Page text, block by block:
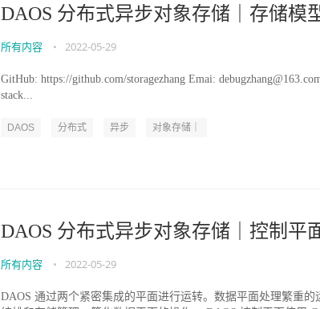
DAOS 分布式异步对象存储｜存储模
所有内容 • 2022-05-29
GitHub: https://github.com/storagezhang Emai:
stack...
DAOS 分布式 异步 对象存储｜
DAOS 分布式异步对象存储｜控制平
所有内容 • 2022-05-29
DAOS 通过两个紧密集成的平面进行运转。数据平面处理繁重